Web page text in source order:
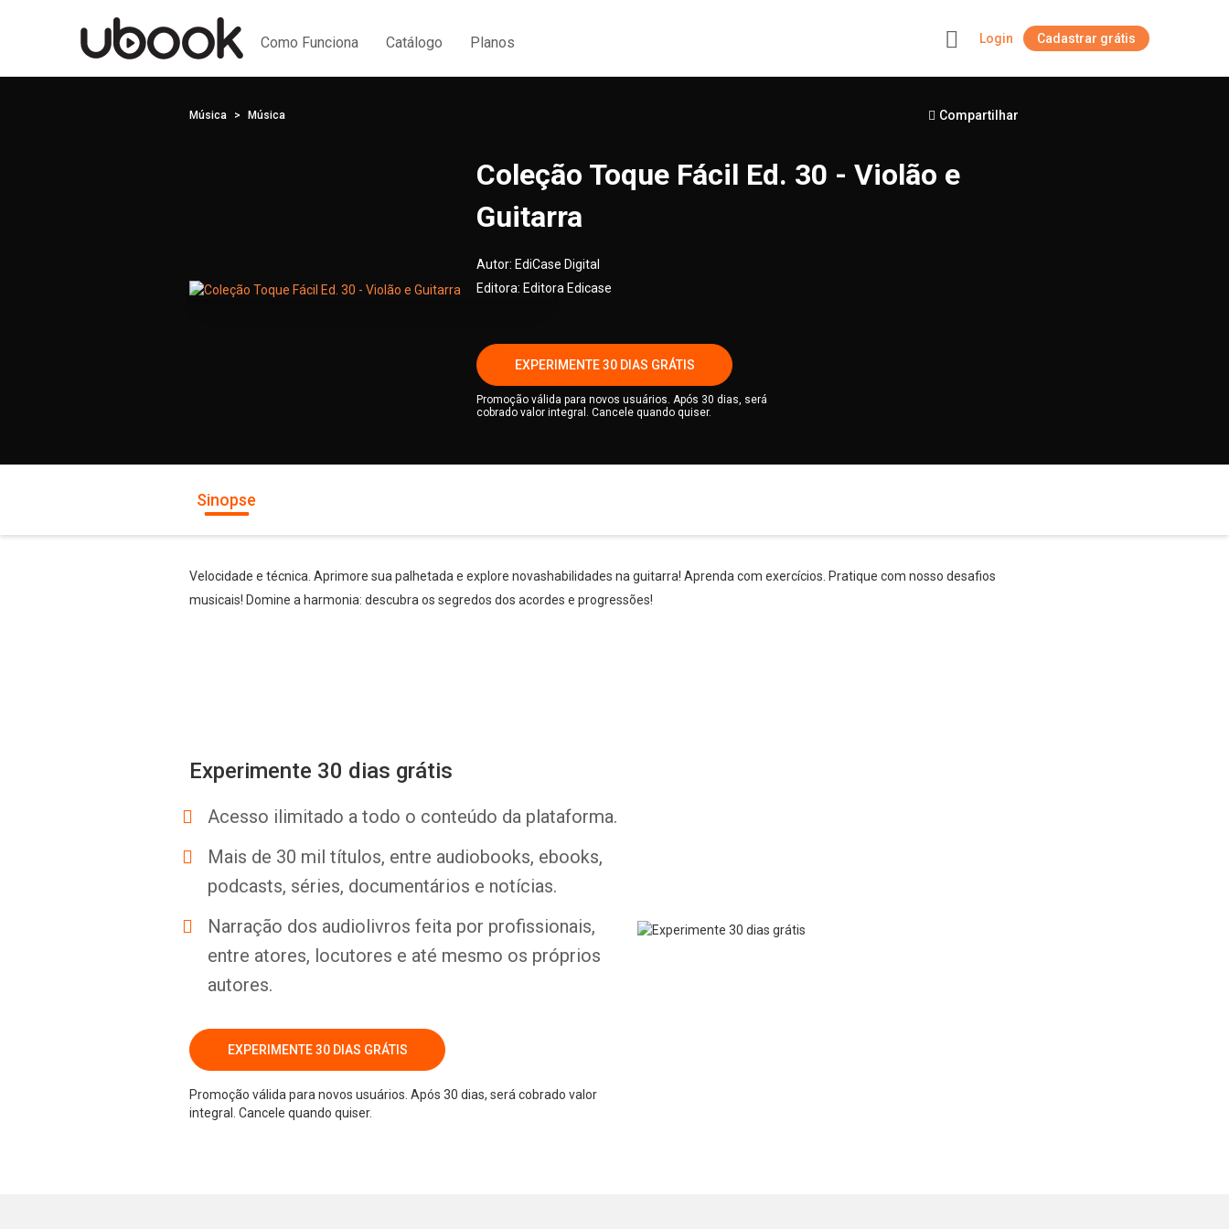
Como Funciona Catálogo Planos Login Cadastrar grátis
Música Música Compartilhar
Coleção Toque Fácil Ed. 30 - Violão e
Guitarra
Autor: EdiCase Digital
Editora: Editora Edicase
EXPERIMENTE 30 DIAS GRÁTIS
Promoção válida para novos usuários. Após 30 dias, será
cobrado valor integral. Cancele quando quiser.
Sinopse
Velocidade e técnica. Aprimore sua palhetada e explore novashabilidades na guitarra! Aprenda com exercícios. Pratique com nosso desafios
musicais! Domine a harmonia: descubra os segredos dos acordes e progressões!
Experimente 30 dias grátis
Acesso ilimitado a todo o conteúdo da plataforma.
Mais de 30 mil títulos, entre audiobooks, ebooks,
podcasts, séries, documentários e notícias.
Narração dos audiolivros feita por profissionais,
entre atores, locutores e até mesmo os próprios
autores.
EXPERIMENTE 30 DIAS GRÁTIS
Promoção válida para novos usuários. Após 30 dias, será cobrado valor
integral. Cancele quando quiser.